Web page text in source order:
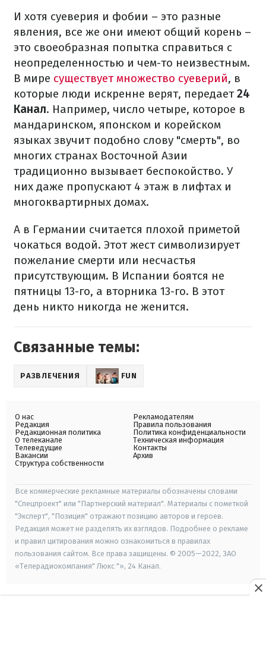
И хотя суеверия и фобии – это разные
явления, все же они имеют общий корень –
это своеобразная попытка справиться с
неопределенностью и чем-то неизвестным.
В мире существует множество суеверий, в
которые люди искренне верят, передает24
Канал. Например, число четыре, которое в
мандаринском, японском и корейском
языках звучит подобно слову "смерть", во
многих странах Восточной Азии
традиционно вызывает беспокойство. У
них даже пропускают 4 этаж в лифтах и
многоквартирных домах.
А в Германии считается плохой приметой
чокаться водой. Этот жест символизирует
пожелание смерти или несчастья
присутствующим. В Испании боятся не
пятницы 13-го, а вторника 13-го. В этот
день никто никогда не женится.
Связанные темы:
РАЗВЛЕЧЕНИЯ FUN
О нас
Редакция
Редакционная политика
О телеканале
Телеведущие
Вакансии
Структура собственности
Рекламодателям
Правила пользования
Политика конфиденциальности
Техническая информация
Контакты
Архив
Все коммерческие рекламные материалы обозначены словами
"Спецпроект" или "Партнерский материал". Материалы с пометкой
"Эксперт", "Позиция" отражают позицию авторов и героев.
Редакция может не разделять их взглядов. Подробнее о рекламе
и правил цитирования можно ознакомиться в правилах
пользования сайтом. Все права защищены. © 2005—2022, ЗАО
«Телерадиокомпания" Люкс "», 24 Канал.